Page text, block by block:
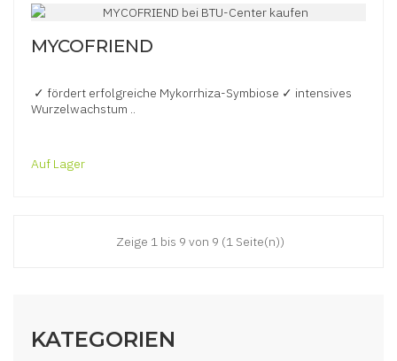
KATEGORIEN
MYCOFRIEND
✓ fördert erfolgreiche Mykorrhiza-Symbiose ✓ intensives
Wurzelwachstum ..
Auf Lager
Zeige 1 bis 9 von 9 (1 Seite(n))